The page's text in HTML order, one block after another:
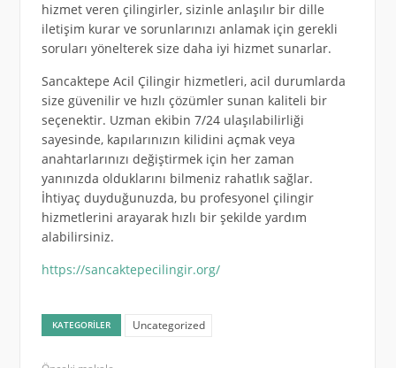
hizmet veren çilingirler, sizinle anlaşılır bir dille
iletişim kurar ve sorunlarınızı anlamak için gerekli
soruları yönelterek size daha iyi hizmet sunarlar.
Sancaktepe Acil Çilingir hizmetleri, acil durumlarda
size güvenilir ve hızlı çözümler sunan kaliteli bir
seçenektir. Uzman ekibin 7/24 ulaşılabilirliği
sayesinde, kapılarınızın kilidini açmak veya
anahtarlarınızı değiştirmek için her zaman
yanınızda olduklarını bilmeniz rahatlık sağlar.
İhtiyaç duyduğunuzda, bu profesyonel çilingir
hizmetlerini arayarak hızlı bir şekilde yardım
alabilirsiniz.
https://sancaktepecilingir.org/
KATEGORILER Uncategorized